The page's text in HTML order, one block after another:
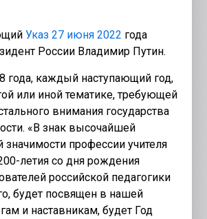
Указ 27 июня 2022 года
России Владимир Путин.
года, каждый наступающий год,
или иной тематике, требующей
внимания государства
«В знак высочайшей
профессии учителя
летия со дня рождения
российской педагогики
будет посвящен в нашей
и наставникам, будет Год